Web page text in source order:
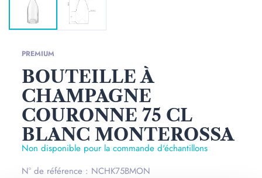
PREMIUM
BOUTEILLE À
CHAMPAGNE
COURONNE 75 CL
BLANC MONTEROSSA
Non disponible pour la commande d'échantillons
N° de référence : NCHK75BMON